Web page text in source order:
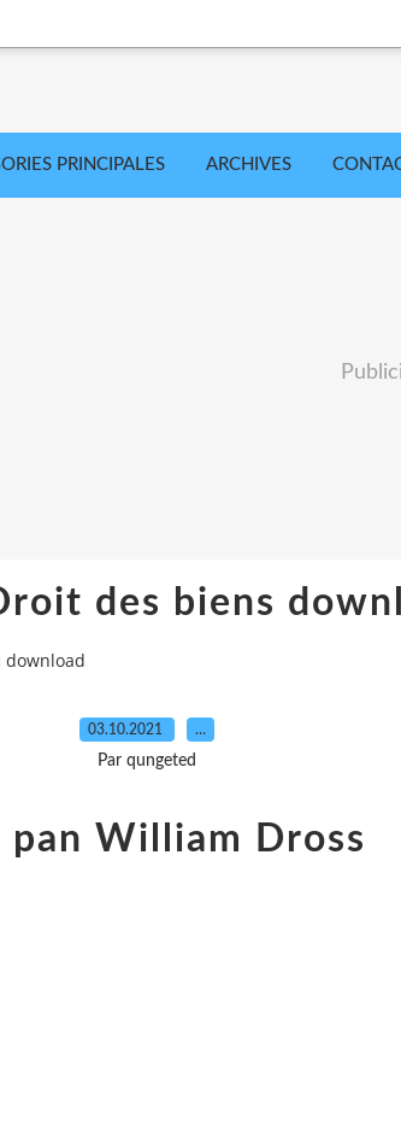
PRINCIPALES ARCHIVES
des biens
download
03.10.2021 …
Par qungeted
pan William Dross